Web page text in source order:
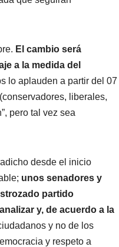
El cambio será
a la medida del
lo aplauden a partir del 07
liberales,
pero tal vez sea
desde el inicio
unos senadores y
partido
y, de acuerdo a la
y no de los
y respeto a